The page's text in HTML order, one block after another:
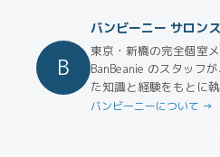
B
バンビーニー サロン
東京・新橋の完全個室
BanBeanie のスタッフ
た知識と経験をもとに
バンビーニーについて →